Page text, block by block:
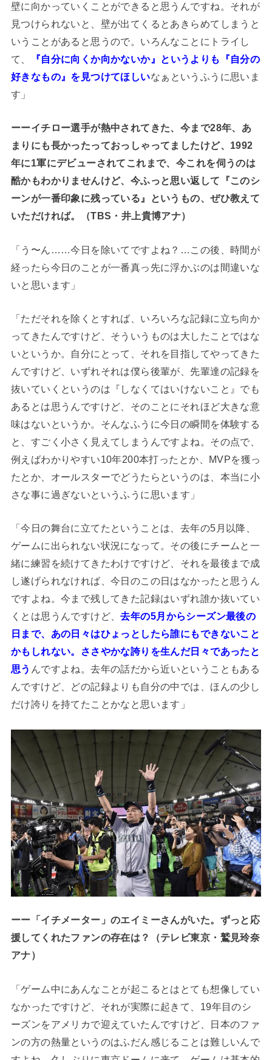
壁に向かっていくことができると思うんですね。それが
見つけられないと、壁が出てくるとあきらめてしまうと
いうことがあると思うので。いろんなことにトライし
て、
『自分に向くか向かないか』というよりも『自分の
好きなもの』を見つけてほしいなぁというふうに思いま
す」
ーーイチロー選手が熱中されてきた、今まで28年、あ
まりにも長かったっておっしゃってましたけど、1992
年に1軍にデビューされてこれまで、今これを伺うのは
酷かもわかりませんけど、今ふっと思い返して『このシ
ーンが一番印象に残っている』というもの、ぜひ教えて
いただければ。（TBS・井上貴博アナ）
「う〜ん……今日を除いてですよね？…この後、時間が
経ったら今日のことが一番真っ先に浮かぶのは間違いな
いと思います」
「ただそれを除くとすれば、いろいろな記録に立ち向か
ってきたんですけど、そういうものは大したことではな
いというか。自分にとって、それを目指してやってきた
んですけど、いずれそれは僕ら後輩が、先輩達の記録を
抜いていくというのは『しなくてはいけないこと』でも
あるとは思うんですけど、そのことにそれほど大きな意
味はないというか。そんなふうに今日の瞬間を体験する
と、すごく小さく見えてしまうんですよね。その点で、
例えばわかりやすい10年200本打ったとか、MVPを獲っ
たとか、オールスターでどうたらというのは、本当に小
さな事に過ぎないというふうに思います」
「今日の舞台に立てたということは、去年の5月以降、
ゲームに出られない状況になって。その後にチームと一
緒に練習を続けてきたわけですけど、それを最後まで成
し遂げられなければ、今日のこの日はなかったと思うん
ですよね。今まで残してきた記録はいずれ誰か抜いてい
くとは思うんですけど、去年の5月からシーズン最後の
日まで、あの日々はひょっとしたら誰にもできないこと
かもしれない。ささやかな誇りを生んだ日々であったと
思う んですよね。去年の話だから近いということもある
んですけど、どの記録よりも自分の中では、ほんの少し
だけ誇りを持てたことかなと思います」
ーー「イチメーター」のエイミーさんがいた。ずっと応
援してくれたファンの存在は？（テレビ東京・鷲見玲奈
アナ）
「ゲーム中にあんなことが起こるとはとても想像してい
なかったですけど、それが実際に起きて、19年目のシ
ーズンをアメリカで迎えていたんですけど、日本のファ
ンの方の熱量というのはふだん感じることは難しいんで